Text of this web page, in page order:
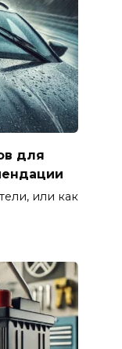
для
или как